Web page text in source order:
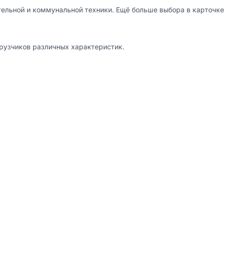
и коммунальной техники. Ещё больше выбора в карточке
различных характеристик.